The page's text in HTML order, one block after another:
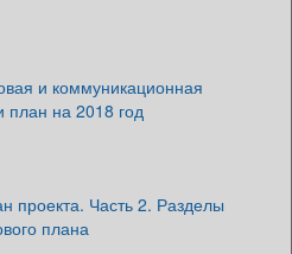
и коммуникационная
план на 2018 год
проекта. Часть 2. Разделы
плана